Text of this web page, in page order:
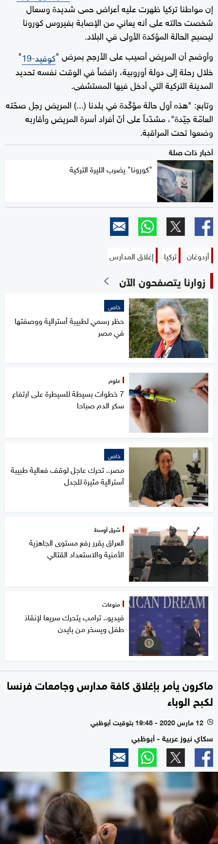
إن مواطنا تركيا ظهرت عليه أعراض حمى شديدة وسعال
شخصت حالته على أنه يعاني من الإصابة بفيروس كورونا
ليصبح الحالة المؤكدة الأولى في البلاد.
وأوضح أن المريض أصيب على الأرجح بمرض "كوفيد-19
"
خلال رحلة إلى دولة أوروبية، رافضاً في الوقت نفسه تحديد
المدينة التركية التي أدخل فيها المستشفى.
وتابع: "هذه أول حالة مؤكّدة في بلدنا (...) المريض رجل صحّته
العامّة جيّدة"، مشدّداً على أنّ أفراد أسرة المريض وأقاربه
وضعوا تحت المراقبة.
أخبار ذات صلة
"كورونا" يضرب الليرة التركية
أردوغان تركيا إغلاق المدارس
زوارنا يتصفحون الآن
خاص
حظر رسمي لطبيبة أسترالية ووصفتها
في مصر
علوم
7 خطوات بسيطة للسيطرة على ارتفاع
سكر الدم صباحا
خاص
مصر.. تحرك عاجل لوقف فعالية طبيبة
أسترالية مثيرة للجدل
شرق أوسط
العراق يقرر رفع مستوى الجاهزية
الأمنية والاستعداد القتالي
منوعات
فيديو.. ترامب يتحرك سريعا لإنقاذ
طفل ويسخر من بايدن
ماكرون يأمر بإغلاق كافة مدارس وجامعات فرنسا
لكبح الوباء
l 12 مارس 2020 - 19:48 بتوقيت أبوظبي
سكاي نيوز عربية - أبوظبي